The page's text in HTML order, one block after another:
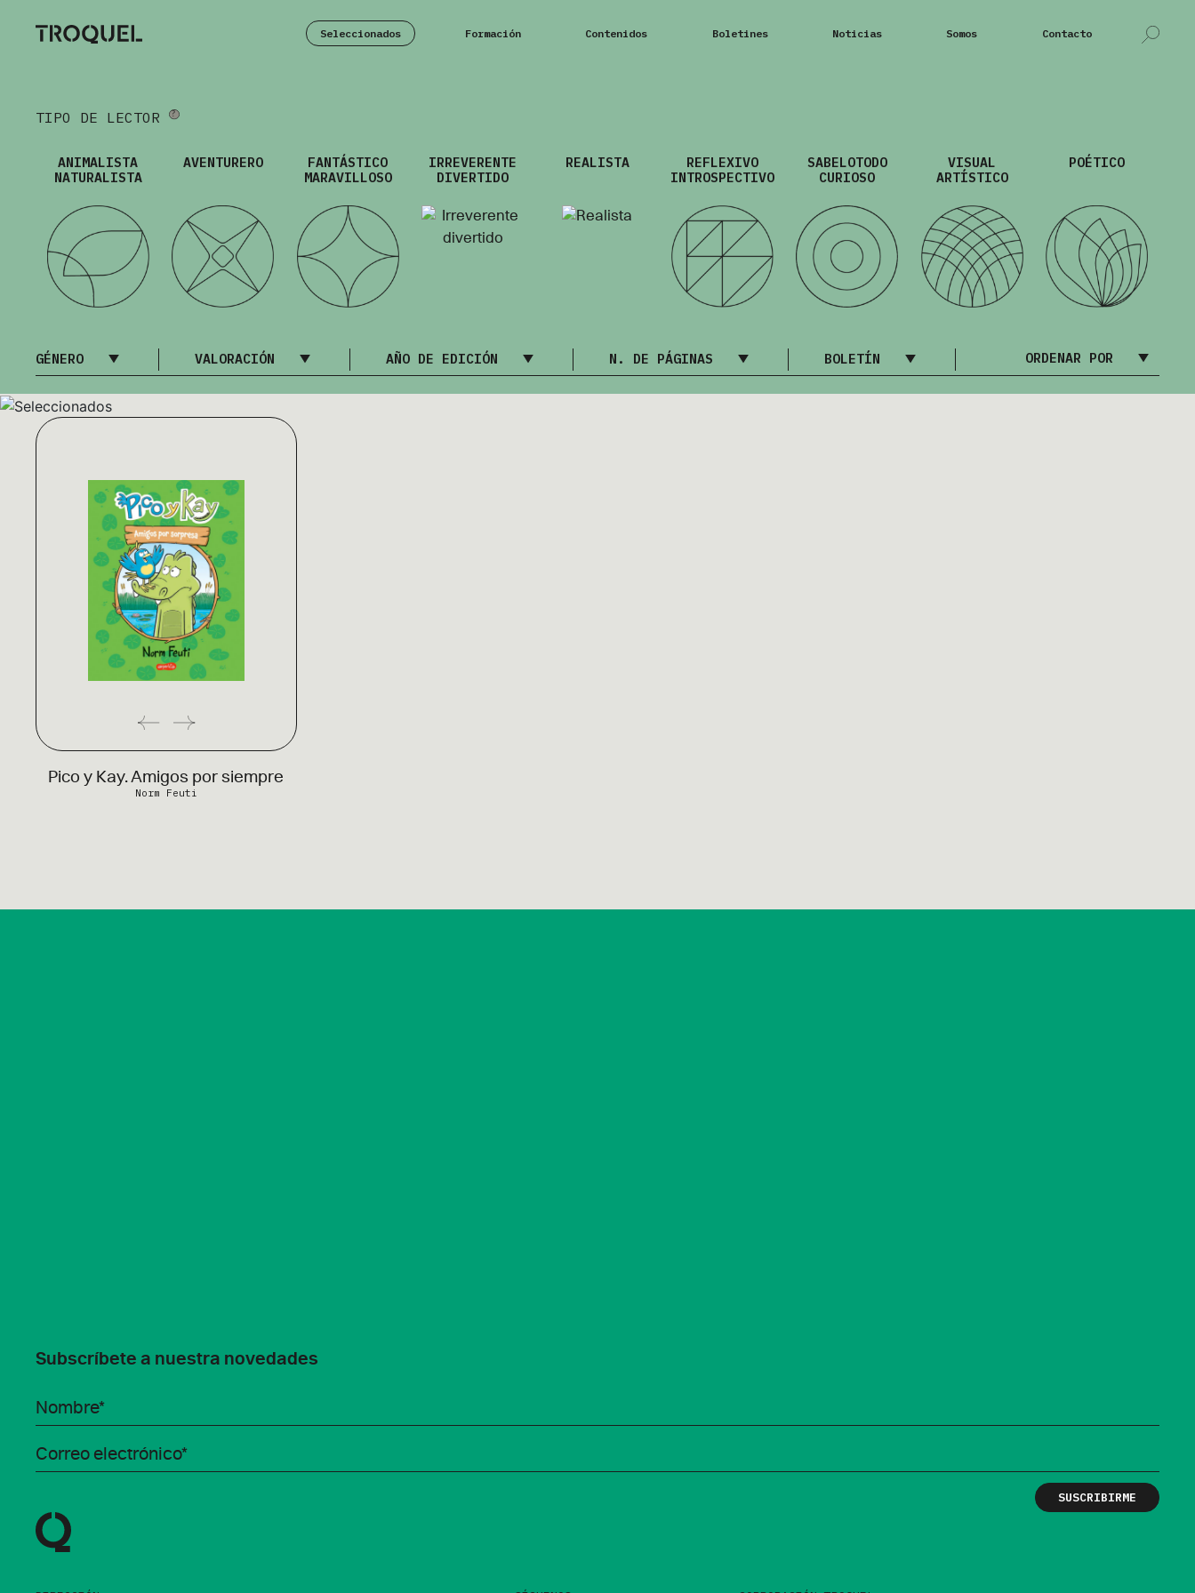
Seleccionados Formación Contenidos Boletines Noticias Somos Contacto
TIPO DE LECTOR
ANIMALISTA
NATURALISTA
AVENTURERO
FANTÁSTICO
MARAVILLOSO
IRREVERENTE
DIVERTIDO
REALISTA
REFLEXIVO
INTROSPECTIVO
SABELOTODO
CURIOSO
VISUAL
ARTÍSTICO
POÉTICO
GÉNERO VALORACIÓN AÑO DE EDICIÓN N. DE PÁGINAS BOLETÍN ORDENAR POR
Pico y Kay. Amigos por siempre
Norm Feuti
Subscríbete a nuestra novedades